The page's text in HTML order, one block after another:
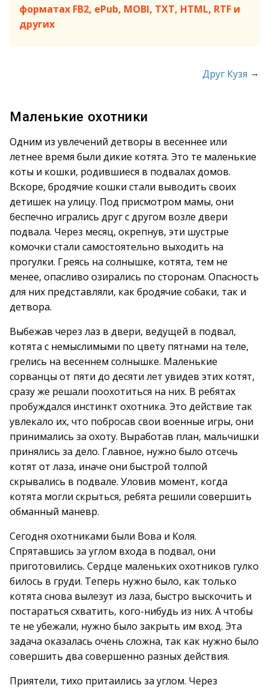
форматах FB2, ePub, MOBI, TXT, HTML, RTF и
других
Друг Кузя →
Маленькие охотники
Одним из увлечений детворы в весеннее или
летнее время были дикие котята. Это те маленькие
коты и кошки, родившиеся в подвалах домов.
Вскоре, бродячие кошки стали выводить своих
детишек на улицу. Под присмотром мамы, они
беспечно игрались друг с другом возле двери
подвала. Через месяц, окрепнув, эти шустрые
комочки стали самостоятельно выходить на
прогулки. Греясь на солнышке, котята, тем не
менее, опасливо озирались по сторонам. Опасность
для них представляли, как бродячие собаки, так и
детвора.
Выбежав через лаз в двери, ведущей в подвал,
котята с немыслимыми по цвету пятнами на теле,
грелись на весеннем солнышке. Маленькие
сорванцы от пяти до десяти лет увидев этих котят,
сразу же решали поохотиться на них. В ребятах
пробуждался инстинкт охотника. Это действие так
увлекало их, что побросав свои военные игры, они
принимались за охоту. Выработав план, мальчишки
принялись за дело. Главное, нужно было отсечь
котят от лаза, иначе они быстрой толпой
скрывались в подвале. Уловив момент, когда
котята могли скрыться, ребята решили совершить
обманный маневр.
Сегодня охотниками были Вова и Коля.
Спрятавшись за углом входа в подвал, они
приготовились. Сердце маленьких охотников гулко
билось в груди. Теперь нужно было, как только
котята снова вылезут из лаза, быстро выскочить и
постараться схватить, кого-нибудь из них. А чтобы
те не убежали, нужно было закрыть им вход. Эта
задача оказалась очень сложна, так как нужно было
совершить два совершенно разных действия.
Приятели, тихо притаились за углом. Через